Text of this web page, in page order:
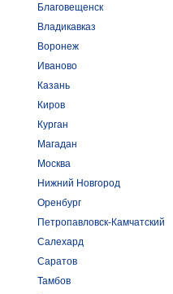
Благовещенск
Владикавказ
Воронеж
Иваново
Казань
Киров
Курган
Магадан
Москва
Нижний Новгород
Оренбург
Петропавловск-Камчатский
Салехард
Саратов
Тамбов